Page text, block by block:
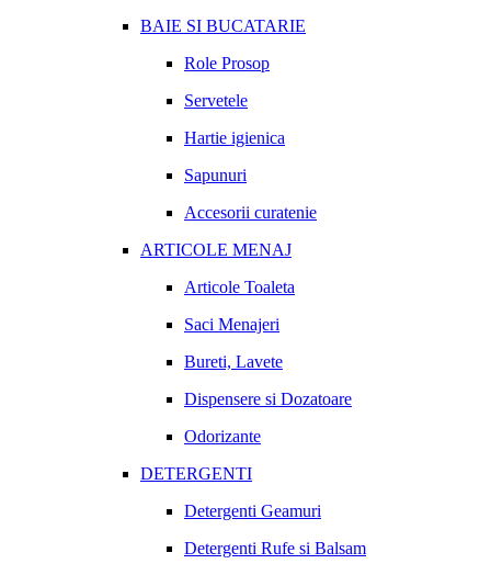
BAIE SI BUCATARIE
Role Prosop
Servetele
Hartie igienica
Sapunuri
Accesorii curatenie
ARTICOLE MENAJ
Articole Toaleta
Saci Menajeri
Bureti, Lavete
Dispensere si Dozatoare
Odorizante
DETERGENTI
Detergenti Geamuri
Detergenti Rufe si Balsam